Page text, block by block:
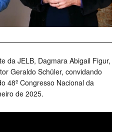
da JELB, Dagmara Abigail Figur,
Geraldo Schüler, convidando
48º Congresso Nacional da
de 2025.